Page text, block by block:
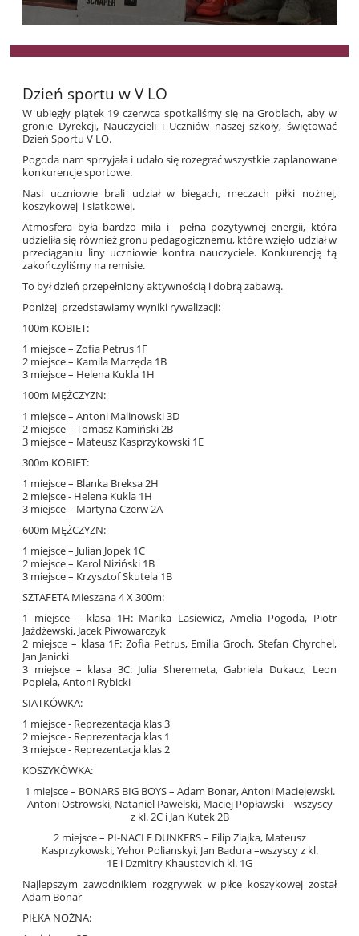
Dzień sportu w V LO
W ubiegły piątek 19 czerwca spotkaliśmy się na Groblach, aby w
gronie Dyrekcji, Nauczycieli i Uczniów naszej szkoły, świętować
Dzień Sportu V LO.​​​​​​​
Pogoda nam sprzyjała i udało się rozegrać wszystkie zaplanowane
konkurencje sportowe.
Nasi uczniowie brali udział w biegach, meczach piłki nożnej,
koszykowej i siatkowej.
Atmosfera była bardzo miła i pełna pozytywnej energii, która
udzieliła się również gronu pedagogicznemu, które wzięło udział w
przeciąganiu liny uczniowie kontra nauczyciele. Konkurencję tą
zakończyliśmy na remisie.
To był dzień przepełniony aktywnością i dobrą zabawą.
Poniżej przedstawiamy wyniki rywalizacji:
100m KOBIET:
1 miejsce – Zofia Petrus 1F
2 miejsce – Kamila Marzęda 1B
3 miejsce – Helena Kukla 1H
100m MĘŻCZYZN:
1 miejsce – Antoni Malinowski 3D
2 miejsce – Tomasz Kamiński 2B
3 miejsce – Mateusz Kasprzykowski 1E
300m KOBIET:
1 miejsce – Blanka Breksa 2H
2 miejsce - Helena Kukla 1H
3 miejsce – Martyna Czerw 2A
600m MĘŻCZYZN:
1 miejsce – Julian Jopek 1C
2 miejsce – Karol Niziński 1B
3 miejsce – Krzysztof Skutela 1B
SZTAFETA Mieszana 4 X 300m:
1 miejsce – klasa 1H: Marika Lasiewicz, Amelia Pogoda, Piotr
Jażdżewski, Jacek Piwowarczyk
2 miejsce – klasa 1F: Zofia Petrus, Emilia Groch, Stefan Chyrchel,
Jan Janicki
3 miejsce – klasa 3C: Julia Sheremeta, Gabriela Dukacz, Leon
Popiela, Antoni Rybicki
SIATKÓWKA:
1 miejsce - Reprezentacja klas 3
2 miejsce - Reprezentacja klas 1
3 miejsce - Reprezentacja klas 2
KOSZYKÓWKA:
1 miejsce – BONARS BIG BOYS – Adam Bonar, Antoni Maciejewski.
Antoni Ostrowski, Nataniel Pawelski, Maciej Popławski – wszyscy
z kl. 2C i Jan Kutek 2B
2 miejsce – PI-NACLE DUNKERS – Filip Ziajka, Mateusz
Kasprzykowski, Yehor Polianskyi, Jan Badura –wszyscy z kl.
1E i Dzmitry Khaustovich kl. 1G
Najlepszym zawodnikiem rozgrywek w piłce koszykowej został
Adam Bonar
PIŁKA NOŻNA: